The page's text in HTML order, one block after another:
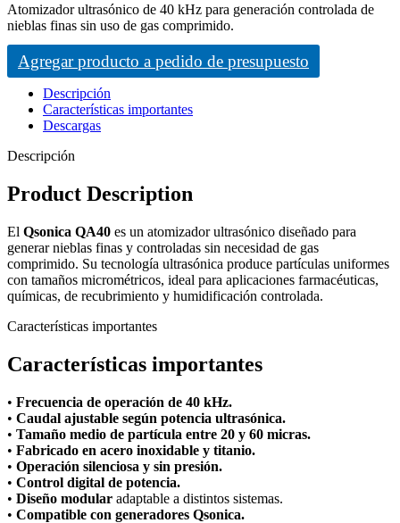
Atomizador ultrasónico de 40 kHz para generación controlada de
nieblas finas sin uso de gas comprimido.
Agregar producto a pedido de presupuesto
Descripción
Características importantes
Descargas
Descripción
Product Description
El Qsonica QA40 es un atomizador ultrasónico diseñado para
generar nieblas finas y controladas sin necesidad de gas
comprimido. Su tecnología ultrasónica produce partículas uniformes
con tamaños micrométricos, ideal para aplicaciones farmacéuticas,
químicas, de recubrimiento y humidificación controlada.
Características importantes
Características importantes
• Frecuencia de operación de 40 kHz.
• Caudal ajustable según potencia ultrasónica.
• Tamaño medio de partícula entre 20 y 60 micras.
• Fabricado en acero inoxidable y titanio.
• Operación silenciosa y sin presión.
• Control digital de potencia.
• Diseño modular adaptable a distintos sistemas.
• Compatible con generadores Qsonica.